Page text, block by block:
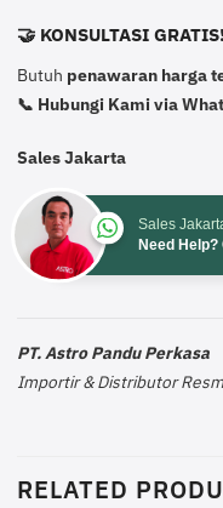
🤝 KONSULTASI GRATIS!
Butuh penawaran harga
📞 Hubungi Kami via
Sales Jakarta
Sales
Need
PT. Astro Pandu Perkasa
Importir & Distributor
RELATED